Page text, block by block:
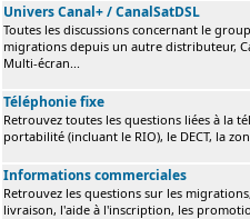
Univers Canal+ / CanalSatDSL
Toutes les discussions concernant le
migrations depuis un autre distributeur,
Multi-écran...
Téléphonie fixe
Retrouvez toutes les questions liées à la
portabilité (incluant le RIO), le DECT, la
Informations commerciales
Retrouvez les questions sur les
livraison, l'aide à l'inscription, les